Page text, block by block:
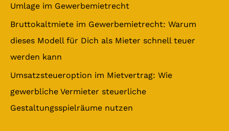
Umlage im Gewerbemietrecht
Bruttokaltmiete im Gewerbemietrecht: Warum
dieses Modell für Dich als Mieter schnell teuer
werden kann
Umsatzsteueroption im Mietvertrag: Wie
gewerbliche Vermieter steuerliche
Gestaltungsspielräume nutzen